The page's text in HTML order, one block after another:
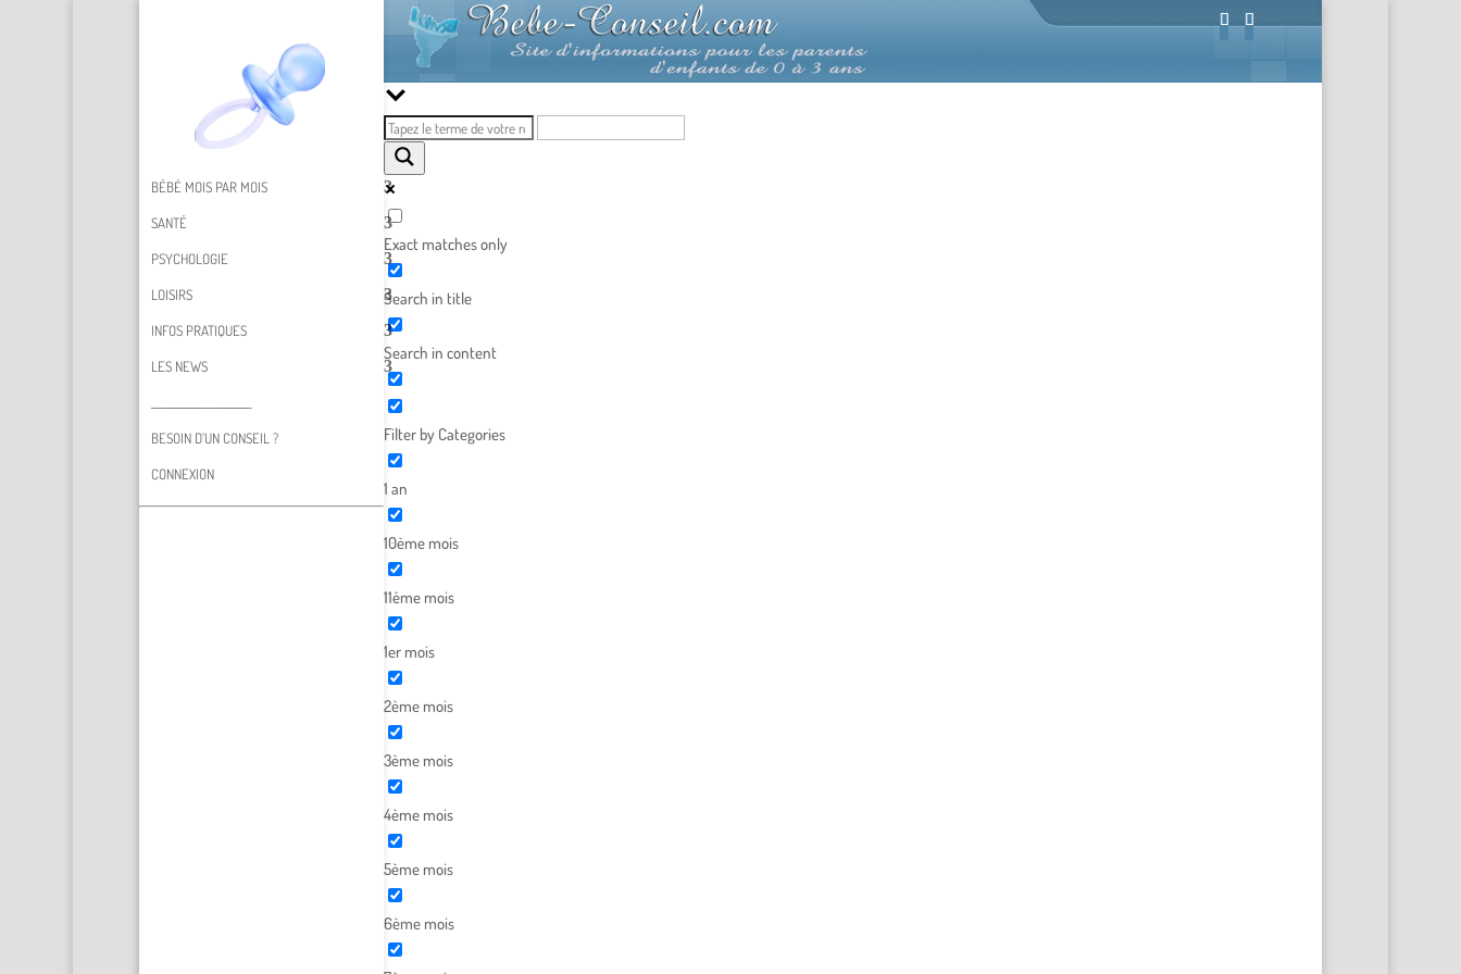
BÉBÉ MOIS PAR MOIS
SANTÉ
PSYCHOLOGIE
LOISIRS
INFOS PRATIQUES
LES NEWS
BESOIN D’UN CONSEIL ?
CONNEXION
Exact matches only
Search in title
Search in content
Filter by Categories
1 an
10ème mois
11ème mois
1er mois
2ème mois
3ème mois
4ème mois
5ème mois
6ème mois